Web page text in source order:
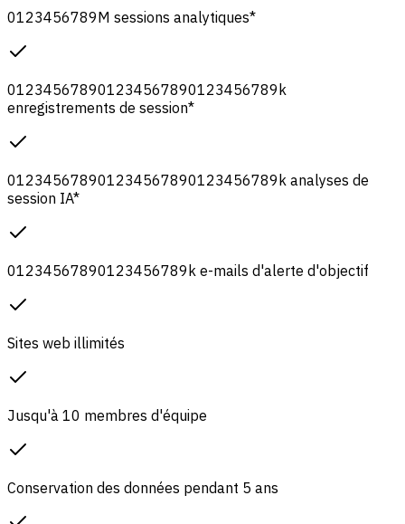
0123456789M sessions analytiques*
012345678901234567890123456789 k
enregistrements de session*
012345678901234567890123456789 k analyses de
session IA*
01234567890123456789 k e-mails d'alerte d'objectif
Sites web illimités
Jusqu'à 10 membres d'équipe
Conservation des données pendant 5 ans